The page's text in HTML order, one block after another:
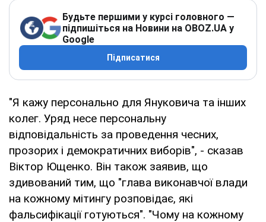
Будьте першими у курсі головного —
підпишіться на Новини на OBOZ.UA у
Google
Підписатися
"Я кажу персонально для Януковича та інших
колег. Уряд несе персональну
відповідальність за проведення чесних,
прозорих і демократичних виборів", - сказав
Віктор Ющенко. Він також заявив, що
здивований тим, що "глава виконавчої влади
на кожному мітингу розповідає, які
фальсифікації готуються". "Чому на кожному